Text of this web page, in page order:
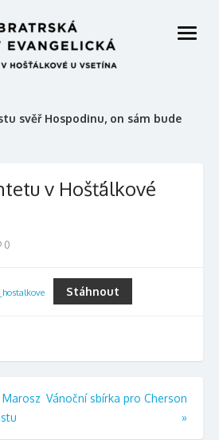
svěř Hospodinu, on sám bude
open
v Hošťálkové
0
Stáhnout
Marosz Vánoční sbírka pro Cherson
»